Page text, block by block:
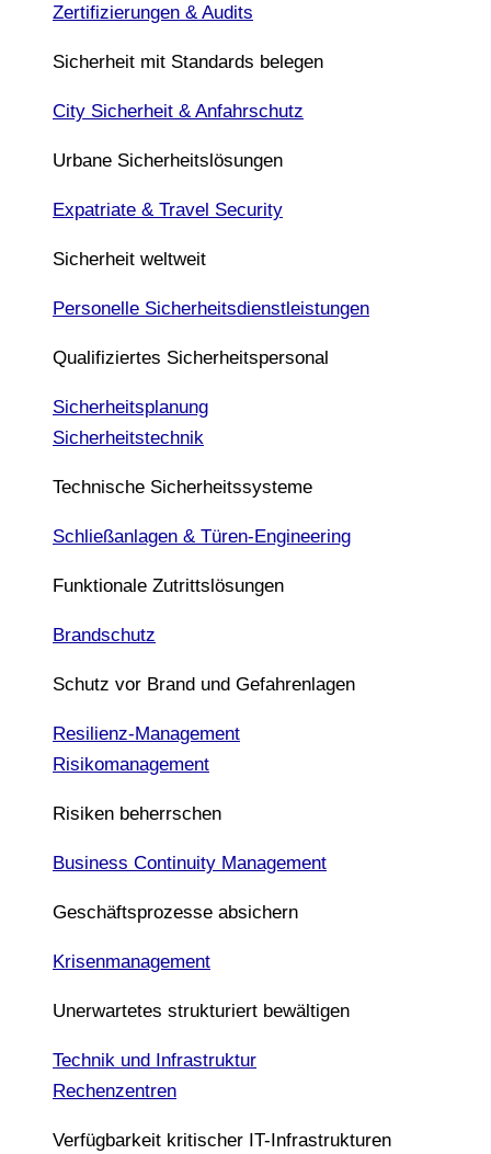
Zertifizierungen & Audits
Sicherheit mit Standards belegen
City Sicherheit & Anfahrschutz
Urbane Sicherheitslösungen
Expatriate & Travel Security
Sicherheit weltweit
Personelle Sicherheitsdienstleistungen
Qualifiziertes Sicherheitspersonal
Sicherheitsplanung
Sicherheitstechnik
Technische Sicherheitssysteme
Schließanlagen & Türen-Engineering
Funktionale Zutrittslösungen
Brandschutz
Schutz vor Brand und Gefahrenlagen
Resilienz-Management
Risikomanagement
Risiken beherrschen
Business Continuity Management
Geschäftsprozesse absichern
Krisenmanagement
Unerwartetes strukturiert bewältigen
Technik und Infrastruktur
Rechenzentren
Verfügbarkeit kritischer IT-Infrastrukturen